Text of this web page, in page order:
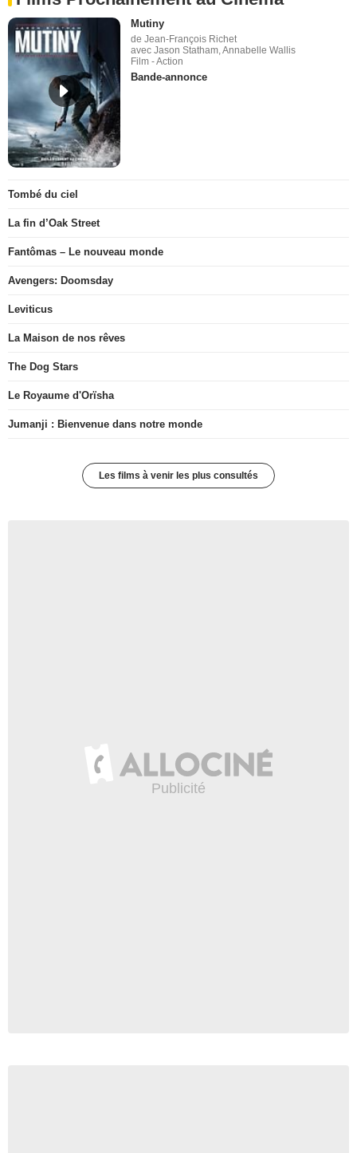
Mutiny
de Jean-François Richet
avec Jason Statham, Annabelle Wallis
Film - Action
Bande-annonce
Tombé du ciel
La fin d’Oak Street
Fantômas – Le nouveau monde
Avengers: Doomsday
Leviticus
La Maison de nos rêves
The Dog Stars
Le Royaume d'Orïsha
Jumanji : Bienvenue dans notre monde
Les films à venir les plus consultés